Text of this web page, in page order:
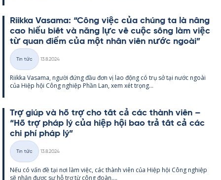
Riikka Va­sama: “Công việc của chúng ta là nâng
cao hiểu biết và năng lực về cuộc sống làm việc
từ quan điểm của một nhân viên nước ngoài”
Thể
loại
Tin tức
13.8.2024
Riikka Va­sama, người đứng đầu đơn vị lao động có trụ sở tại nước ngoài
của Hiệp hội Công ng­hiệp Phần Lan, xem xét trọng...
Trợ giúp và hỗ trợ cho tất cả các thành viên –
“Hỗ trợ pháp lý của hiệp hội bao trả tất cả các
chi phí pháp lý”
Thể
loại
Tin tức
13.8.2024
Nếu có vấn đề tại nơi làm việc, các thành viên của Hiệp hội Công ng­hiệp
sẽ nhận được sự hỗ trợ từ công đoàn....